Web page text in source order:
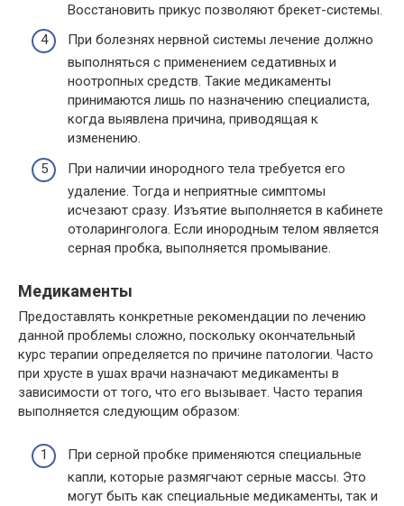
Восстановить прикус позволяют брекет-системы.
При болезнях нервной системы лечение должно
выполняться с применением седативных и
ноотропных средств. Такие медикаменты
принимаются лишь по назначению специалиста,
когда выявлена причина, приводящая к
изменению.
При наличии инородного тела требуется его
удаление. Тогда и неприятные симптомы
исчезают сразу. Изъятие выполняется в кабинете
отоларинголога. Если инородным телом является
серная пробка, выполняется промывание.
Медикаменты
Предоставлять конкретные рекомендации по лечению
данной проблемы сложно, поскольку окончательный
курс терапии определяется по причине патологии. Часто
при хрусте в ушах врачи назначают медикаменты в
зависимости от того, что его вызывает. Часто терапия
выполняется следующим образом:
При серной пробке применяются специальные
капли, которые размягчают серные массы. Это
могут быть как специальные медикаменты, так и